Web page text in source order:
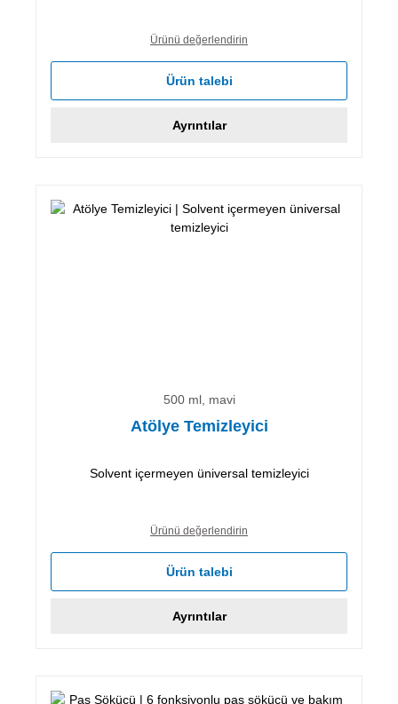
Ürünü değerlendirin
Ürün talebi
Ayrıntılar
500 ml, mavi
Atölye Temizleyici
Solvent içermeyen üniversal temizleyici
Ürünü değerlendirin
Ürün talebi
Ayrıntılar